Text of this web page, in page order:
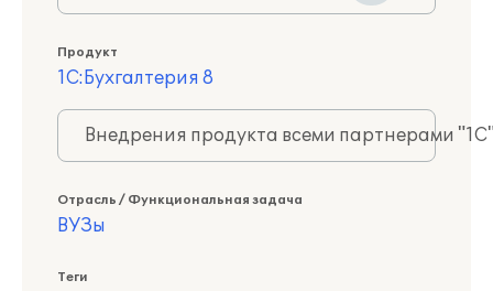
Продукт
1С:Бухгалтерия 8
Внедрения продукта всеми партнерами
Отрасль / Функциональная задача
ВУЗы
Теги